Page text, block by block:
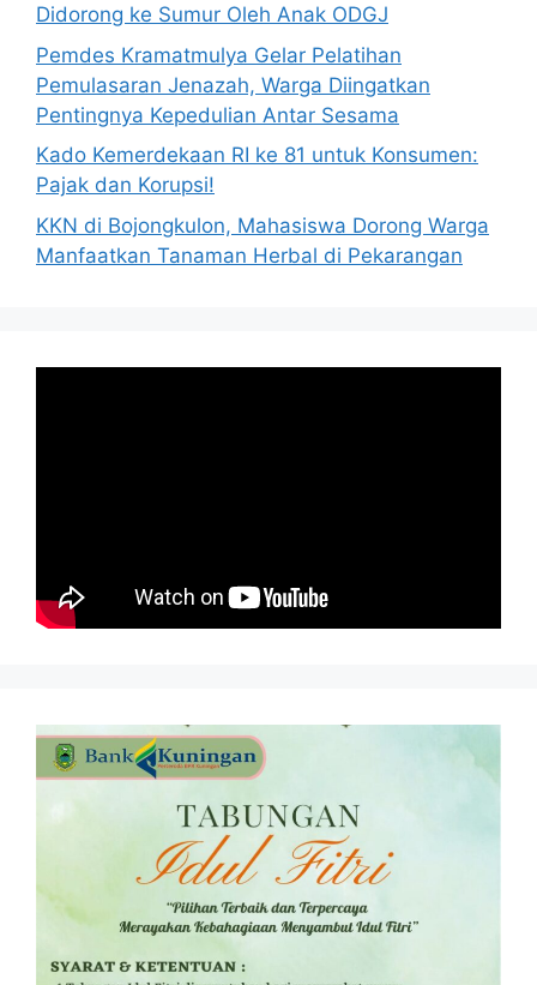
Didorong ke Sumur Oleh Anak ODGJ
Pemdes Kramatmulya Gelar Pelatihan
Pemulasaran Jenazah, Warga Diingatkan
Pentingnya Kepedulian Antar Sesama
Kado Kemerdekaan RI ke 81 untuk Konsumen:
Pajak dan Korupsi!
KKN di Bojongkulon, Mahasiswa Dorong Warga
Manfaatkan Tanaman Herbal di Pekarangan